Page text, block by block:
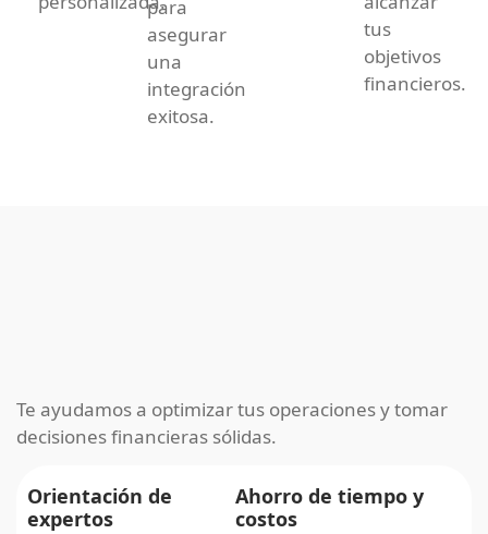
para
asegurar
una
integración
exitosa.
tus
objetivos
financieros.
Te ayudamos a optimizar tus operaciones y tomar
decisiones financieras sólidas.
Orientación de
expertos
Ahorro de tiempo y
costos